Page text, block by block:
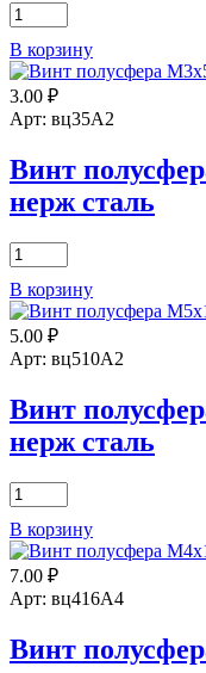
Количество
товара
Винт
полусфера
М3х20
DIN
А2
нерж
сталь
В корзину
3.00 ₽
Арт: вц35А2
Винт
нерж сталь
Количество
товара
Винт
полусфера
М3х5
DIN
А2
нерж
сталь
В корзину
5.00 ₽
Арт: вц510А2
Винт
нерж сталь
Количество
товара
Винт
полусфера
М5х10
DIN
А2
нерж
В корзину
7.00 ₽
Арт: вц416А4
Винт